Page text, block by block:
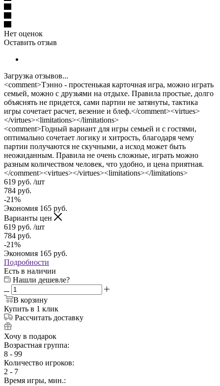
Нет оценок
Оставить отзыв
Загрузка отзывов...
<comment>Тэнно - простенькая карточная игра, можно играть
семьей, можно с друзьями на отдыхе. Правила простые, долго
объяснять не придется, сами партии не затянуты, тактика
игры сочетает расчет, везение и блеф.</comment><virtues>
</virtues><limitations></limitations>
<comment>Годный вариант для игры семьей и с гостями,
оптимально сочетает логику и хитрость, благодаря чему
партии получаются не скучными, а исход может быть
неожиданным. Правила не очень сложные, играть можно
разным количеством человек, что удобно, и цена приятная.
</comment><virtues></virtues><limitations></limitations>
619 руб. /шт
784 руб.
-21%
Экономия 165 руб.
Варианты цен
619 руб. /шт
784 руб.
-21%
Экономия 165 руб.
Подробности
Есть в наличии
Нашли дешевле?
В корзину
Купить в 1 клик
Рассчитать доставку
Хочу в подарок
Возрастная группа:
8 - 99
Количество игроков:
2 - 7
Время игры, мин.: